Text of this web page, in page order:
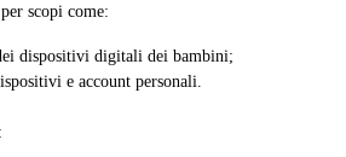
scopi come:
dispositivi digitali dei bambini;
e account personali.